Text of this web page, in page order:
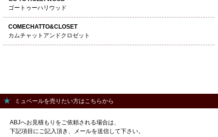
ゴートゥーハリウッド
COMECHATTO&CLOSET
カムチャットアンドクロゼット
ミュベールを売りたい方はこちらから
ABJへお見積もりをご依頼される場合は、
下記項目にご記入頂き、メールを送信して下さい。